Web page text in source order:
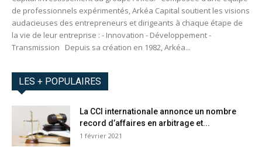
de professionnels expérimentés, Arkéa Capital soutient les visions
audacieuses des entrepreneurs et dirigeants à chaque étape de
la vie de leur entreprise : - Innovation - Développement -
Transmission Depuis sa création en 1982, Arkéa...
LES + POPULAIRES
La CCI internationale annonce un nombre
record d’affaires en arbitrage et...
1 février 2021